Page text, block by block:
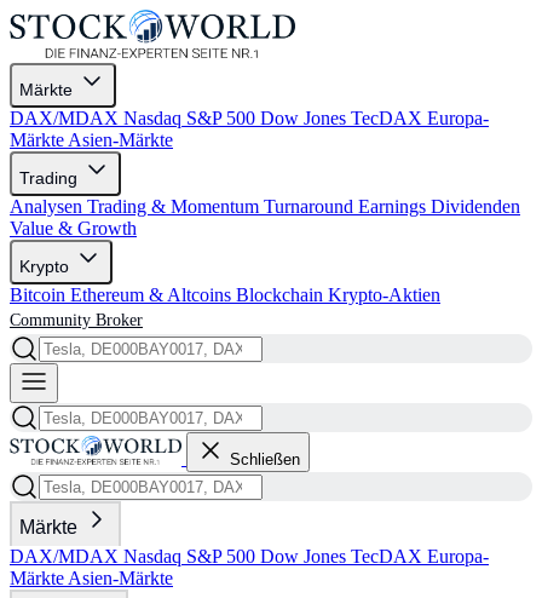
Märkte
DAX/MDAX Nasdaq S&P 500 Dow Jones TecDAX Europa-
Märkte Asien-Märkte
Trading
Analysen Trading & Momentum Turnaround Earnings Dividenden
Value & Growth
Krypto
Bitcoin Ethereum & Altcoins Blockchain Krypto-Aktien
Community Broker
Schließen
Märkte
DAX/MDAX Nasdaq S&P 500 Dow Jones TecDAX Europa-
Märkte Asien-Märkte